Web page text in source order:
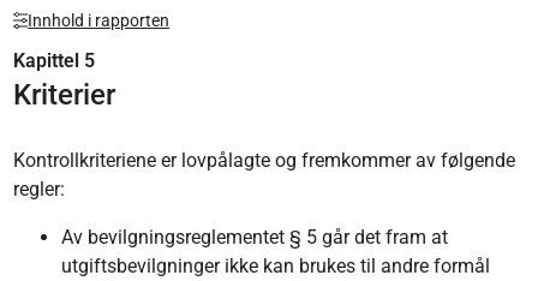
Innhold i rapporten
Kapittel 5
Kriterier
Kontrollkriteriene er lovpålagte og fremkommer av følgende
regler:
Av bevilgningsreglementet § 5 går det fram at
utgiftsbevilgninger ikke kan brukes til andre formål